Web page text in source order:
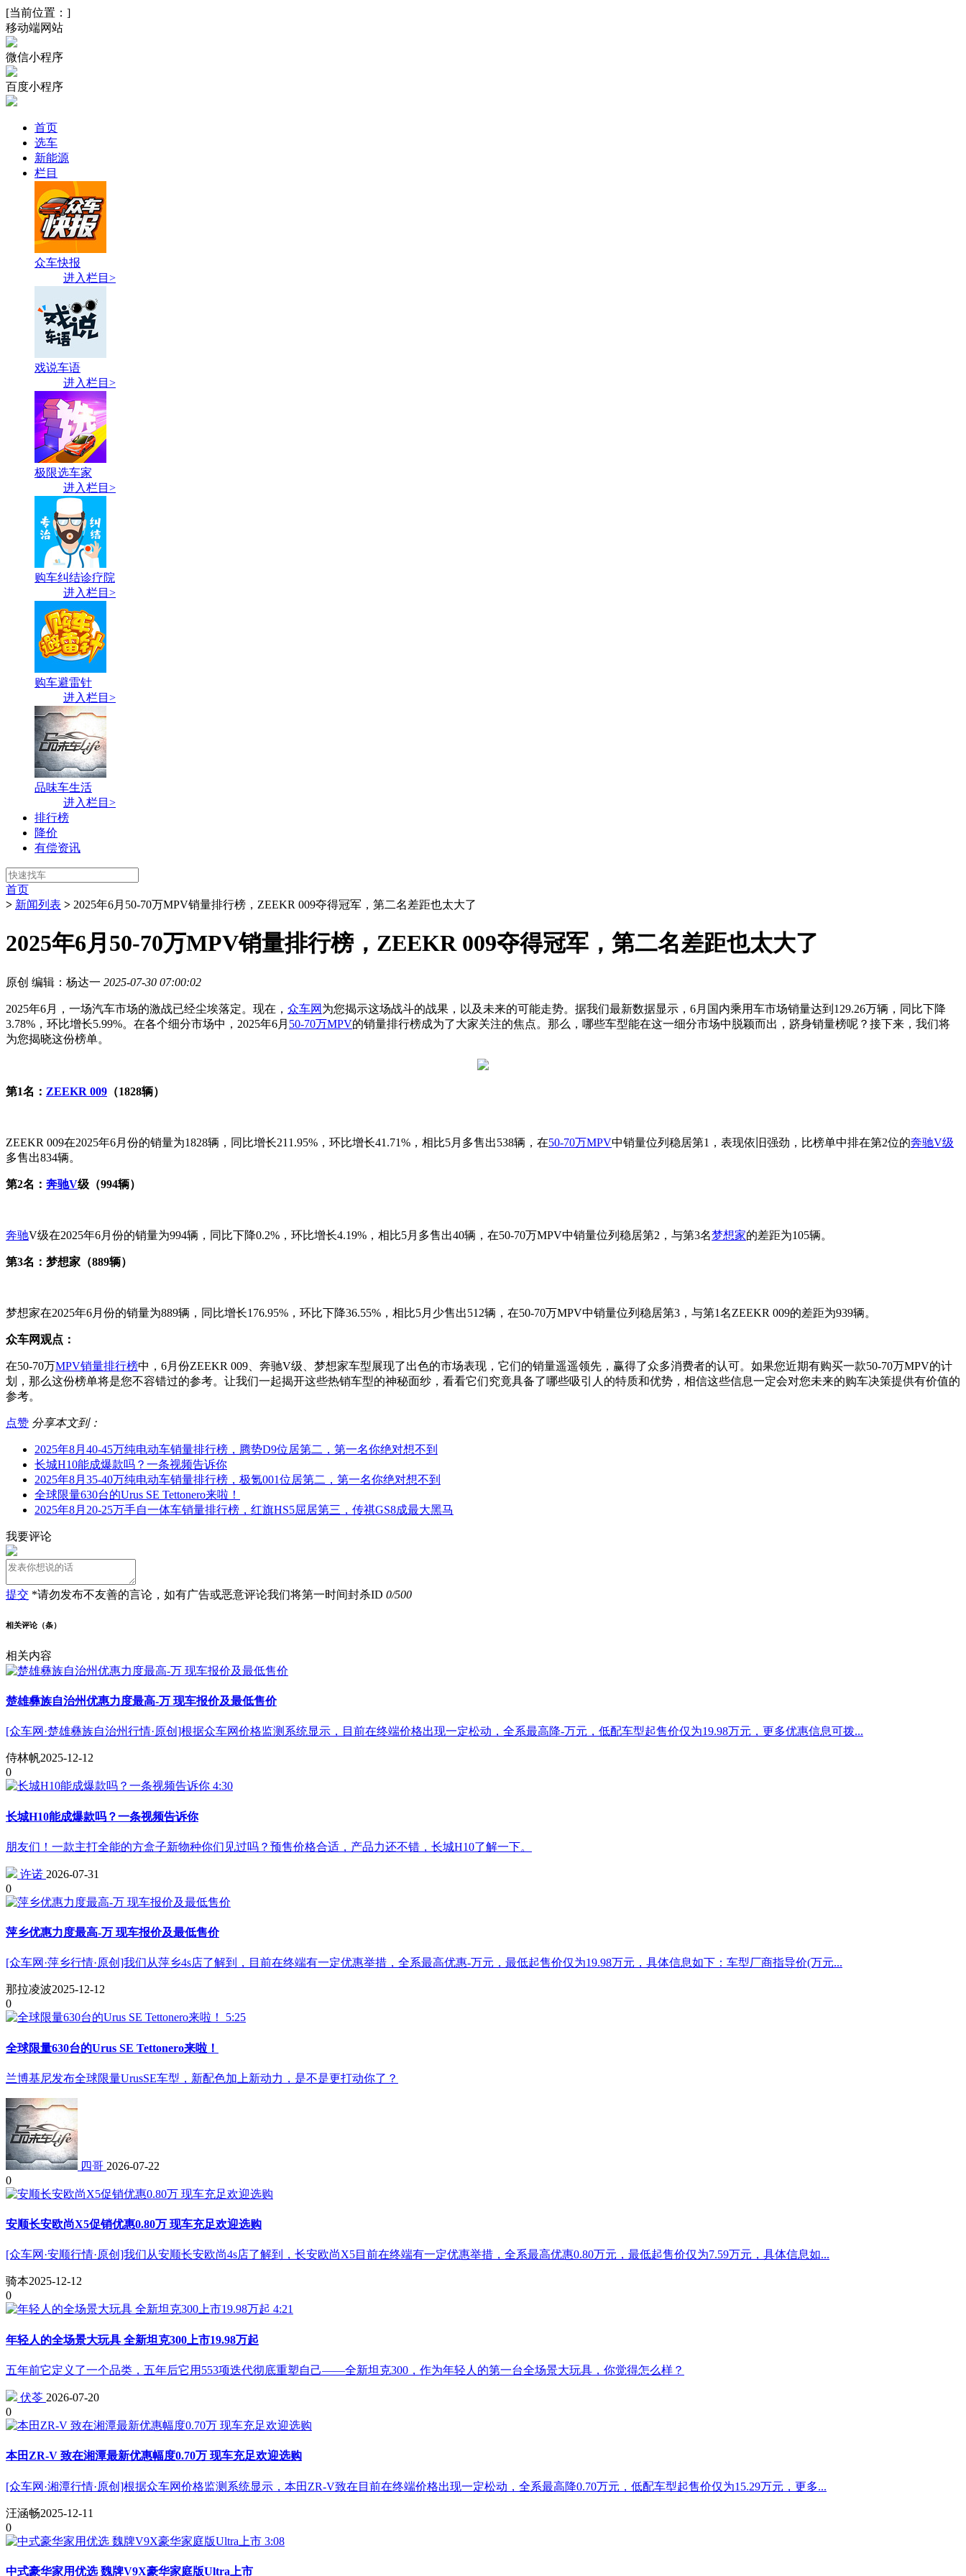
[当前位置： ]
移动端网站
微信小程序
百度小程序
首页
选车
新能源
栏目
众车快报
进入栏目>
戏说车语
进入栏目>
极限选车家
进入栏目>
购车纠结诊疗院
进入栏目>
购车避雷针
进入栏目>
品味车生活
进入栏目>
排行榜
降价
有偿资讯
首页
> 新闻列表 > 2025年6月50-70万MPV销量排行榜，ZEEKR 009夺得冠军，第二名差距也太大了
2025年6月50-70万MPV销量排行榜，ZEEKR 009夺得冠军，第二名差距也太大了
原创 编辑：杨达一 2025-07-30 07:00:02
2025年6月，一场汽车市场的激战已经尘埃落定。现在， 众车网 为您揭示这场战斗的战果，以及未来的可能走势。据我们最新数据显示，6月国内乘用车市场销量达到129.26万辆，同比下降
3.78%，环比增长5.99%。在各个细分市场中，2025年6月 50-70万MPV的销量排行榜成为了大家关注的焦点。那么，哪些车型能在这一细分市场中脱颖而出，跻身销量榜呢？接下来，我们将
为您揭晓这份榜单。
第1名： ZEEKR 009 （1828辆）
ZEEKR 009在2025年6月份的销量为1828辆，同比增长211.95%，环比增长41.71%，相比5月多售出538辆，在50-70万MPV中销量位列稳居第1，表现依旧强劲，比榜单中排在第2位的奔驰V级
多售出834辆。
第2名： 奔驰V级（994辆）
奔驰V级在2025年6月份的销量为994辆，同比下降0.2%，环比增长4.19%，相比5月多售出40辆，在50-70万MPV中销量位列稳居第2，与第3名梦想家的差距为105辆。
第3名：梦想家（889辆）
梦想家在2025年6月份的销量为889辆，同比增长176.95%，环比下降36.55%，相比5月少售出512辆，在50-70万MPV中销量位列稳居第3，与第1名ZEEKR 009的差距为939辆。
众车网观点：
在50-70万MPV销量排行榜中，6月份ZEEKR 009、奔驰V级、梦想家车型展现了出色的市场表现，它们的销量遥遥领先，赢得了众多消费者的认可。如果您近期有购买一款50-70万MPV的计
划，那么这份榜单将是您不容错过的参考。让我们一起揭开这些热销车型的神秘面纱，看看它们究竟具备了哪些吸引人的特质和优势，相信这些信息一定会对您未来的购车决策提供有价值的
参考。
点赞 分享本文到：
2025年8月40-45万纯电动车销量排行榜，腾势D9位居第二，第一名你绝对想不到
长城H10能成爆款吗？一条视频告诉你
2025年8月35-40万纯电动车销量排行榜，极氪001位居第二，第一名你绝对想不到
全球限量630台的Urus SE Tettonero来啦！
2025年8月20-25万手自一体车销量排行榜，红旗HS5屈居第三，传祺GS8成最大黑马
我要评论
提交 *请勿发布不友善的言论，如有广告或恶意评论我们将第一时间封杀ID 0/500
相关评论（条）
相关内容
楚雄彝族自治州优惠力度最高-万 现车报价及最低售价
[众车网·楚雄彝族自治州行情·原创]根据众车网价格监测系统显示，目前在终端价格出现一定松动，全系最高降-万元，低配车型起售价仅为19.98万元，更多优惠信息可拨...
侍林帆2025-12-12
0
4:30
长城H10能成爆款吗？一条视频告诉你
朋友们！一款主打全能的方盒子新物种你们见过吗？预售价格合适，产品力还不错，长城H10了解一下。
许诺 2026-07-31
0
萍乡优惠力度最高-万 现车报价及最低售价
[众车网·萍乡行情·原创]我们从萍乡4s店了解到，目前在终端有一定优惠举措，全系最高优惠-万元，最低起售价仅为19.98万元，具体信息如下：车型厂商指导价(万元...
那拉凌波2025-12-12
0
5:25
全球限量630台的Urus SE Tettonero来啦！
兰博基尼发布全球限量UrusSE车型，新配色加上新动力，是不是更打动你了？
四哥 2026-07-22
0
安顺长安欧尚X5促销优惠0.80万 现车充足欢迎选购
[众车网·安顺行情·原创]我们从安顺长安欧尚4s店了解到，长安欧尚X5目前在终端有一定优惠举措，全系最高优惠0.80万元，最低起售价仅为7.59万元，具体信息如...
骑本2025-12-12
0
4:21
年轻人的全场景大玩具 全新坦克300上市19.98万起
五年前它定义了一个品类，五年后它用553项迭代彻底重塑自己——全新坦克300，作为年轻人的第一台全场景大玩具，你觉得怎么样？
伏苓 2026-07-20
0
本田ZR-V 致在湘潭最新优惠幅度0.70万 现车充足欢迎选购
[众车网·湘潭行情·原创]根据众车网价格监测系统显示，本田ZR-V致在目前在终端价格出现一定松动，全系最高降0.70万元，低配车型起售价仅为15.29万元，更多...
汪涵畅2025-12-11
0
3:08
中式豪华家用优选 魏牌V9X豪华家庭版Ultra上市